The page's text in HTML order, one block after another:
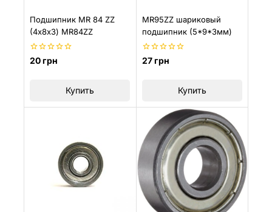
Подшипник MR 84 ZZ
(4х8х3) MR84ZZ
0
20грн
Купить
MR95ZZ шариковый
подшипник (5*9*3мм)
0
27грн
Купить